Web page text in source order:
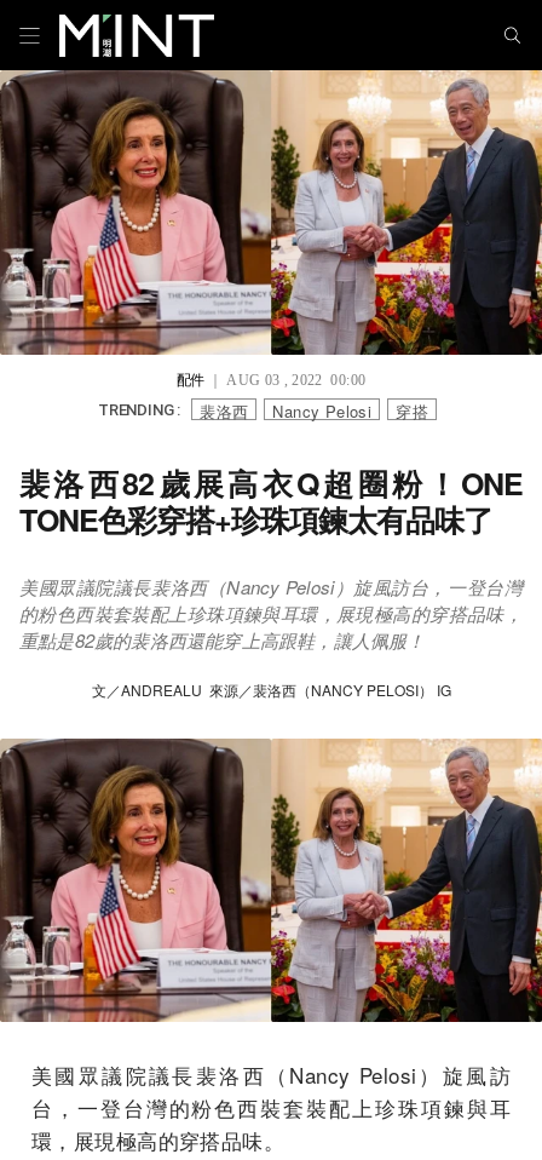
配件｜ AUG 03 , 2022 00:00
TRENDING : 裴洛西 Nancy Pelosi 穿搭
裴洛西82歲展高衣Q超圈粉！ONE
TONE色彩穿搭+珍珠項鍊太有品味了
美國眾議院議長裴洛西（Nancy Pelosi）旋風訪台，一登台灣
的粉色西裝套裝配上珍珠項鍊與耳環，展現極高的穿搭品味，
重點是82歲的裴洛西還能穿上高跟鞋，讓人佩服！
文／ANDREALU 來源／裴洛西（NANCY PELOSI） IG
美國眾議院議長裴洛西（Nancy Pelosi）旋風訪
台，一登台灣的粉色西裝套裝配上珍珠項鍊與耳
環，展現極高的穿搭品味。